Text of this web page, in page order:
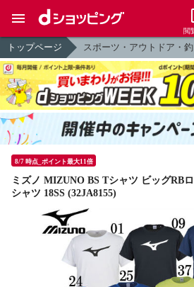
閲
トップページ スポーツ・アウトドア・釣
8/7 時点_ポイント最大11倍
ミズノ MIZUNO BS Tシャツ ビッグRB
シャツ 18SS (32JA8155)